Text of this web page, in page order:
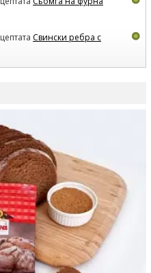
Свински ребра с